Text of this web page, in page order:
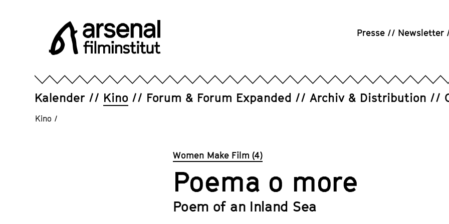
Filminstitut
Presse Newsletter
Kalender Kino Forum & Forum Expanded Archiv & Distribution
Kino /
Women Make Film (4)
Poema o more
Poem of an Inland Sea